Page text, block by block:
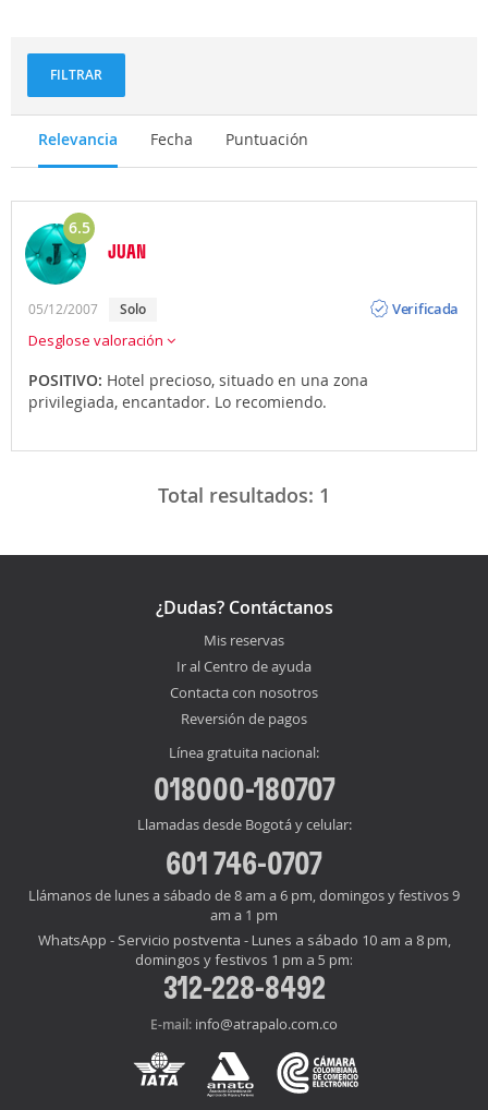
FILTRAR
Relevancia Fecha Puntuación
6.5
JUAN
05/12/2007 Solo
Verificada
Desglose valoración
POSITIVO: Hotel precioso, situado en una zona
privilegiada, encantador. Lo recomiendo.
Total resultados: 1
¿Dudas? Contáctanos
Mis reservas
Ir al Centro de ayuda
Contacta con nosotros
Reversión de pagos
Línea gratuita nacional:
018000-180707
Llamadas desde Bogotá y celular:
601 746-0707
Llámanos de lunes a sábado de 8 am a 6 pm, domingos y festivos 9
am a 1 pm
WhatsApp - Servicio postventa - Lunes a sábado 10 am a 8 pm,
domingos y festivos 1 pm a 5 pm:
312-228-8492
E-mail: info@atrapalo.com.co